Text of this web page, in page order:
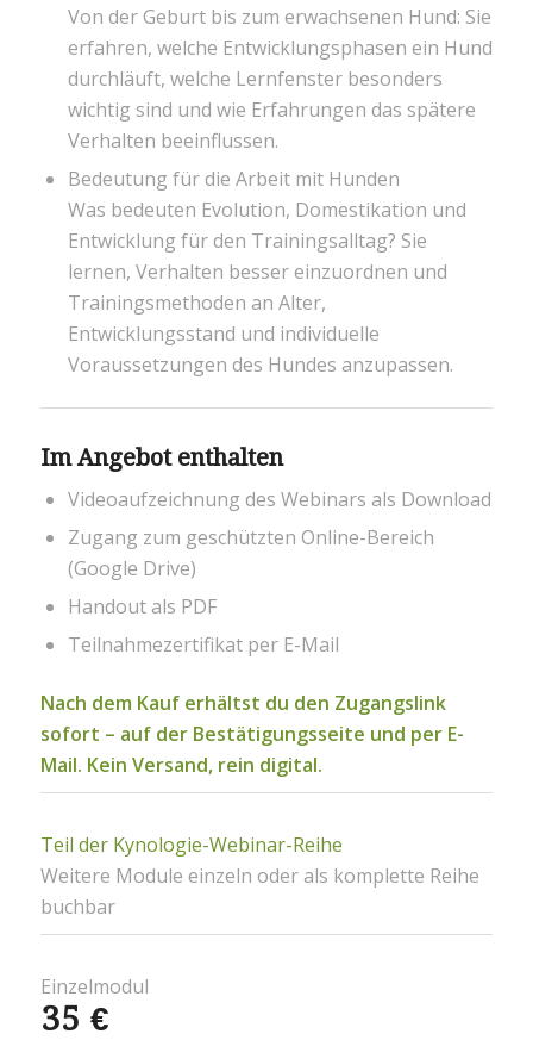
Von der Geburt bis zum erwachsenen Hund: Sie
erfahren, welche Entwicklungsphasen ein Hund
durchläuft, welche Lernfenster besonders
wichtig sind und wie Erfahrungen das spätere
Verhalten beeinflussen.
Bedeutung für die Arbeit mit Hunden
Was bedeuten Evolution, Domestikation und
Entwicklung für den Trainingsalltag? Sie
lernen, Verhalten besser einzuordnen und
Trainingsmethoden an Alter,
Entwicklungsstand und individuelle
Voraussetzungen des Hundes anzupassen.
Im Angebot enthalten
Videoaufzeichnung des Webinars als Download
Zugang zum geschützten Online-Bereich
(Google Drive)
Handout als PDF
Teilnahmezertifikat per E-Mail
Nach dem Kauf erhältst du den Zugangslink
sofort – auf der Bestätigungsseite und per E-
Mail. Kein Versand, rein digital.
Teil der Kynologie-Webinar-Reihe
Weitere Module einzeln oder als komplette Reihe
buchbar
Einzelmodul
35 €